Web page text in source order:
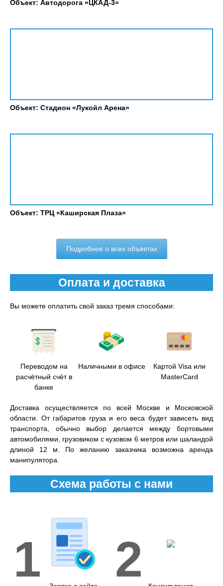
Объект: Автодорога «ЦКАД-3»
Объект: Стадион «Лукойл Арена»
Объект: ТРЦ «Каширская Плаза»
Подробнее о всех объектах
Оплата и доставка
Вы можете оплатить свой заказ тремя способами:
Переводом на
расчётный счёт в
банке
Наличными в офисе
Картой Visa или
MasterCard
Доставка осуществляется по всей Москве и Московской
области. От габаритов груза и его веса будет зависеть вид
транспорта, обычно выбор делается между бортовыми
автомобилями, грузовиком с кузовом 6 метров или шаландой
длиной 12 м. По желанию заказчика возможна аренда
манипулятора.
Схема работы с нами
1 2